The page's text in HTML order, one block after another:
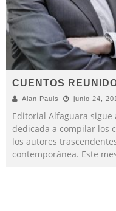
CUENTOS
Alan Pauls junio 24,
Editorial Alfaguara sigue
dedicada a compilar los
los autores
contemporánea. Este